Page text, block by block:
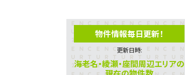
物件情報毎日更新！
更新日時:
海老名・綾瀬・座間周辺エリアの